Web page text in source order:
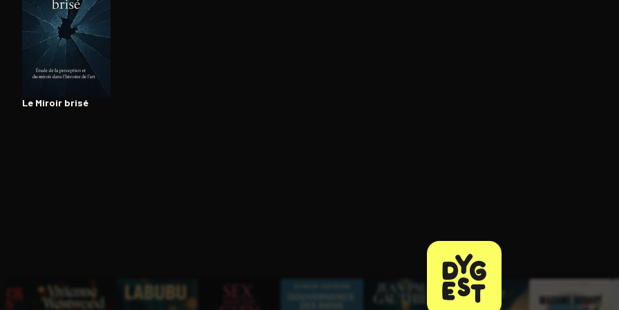
Ouvre l'app Appareil photo, pointe sur le code. C'est gratuit à l'essai.
Le Miroir brisé